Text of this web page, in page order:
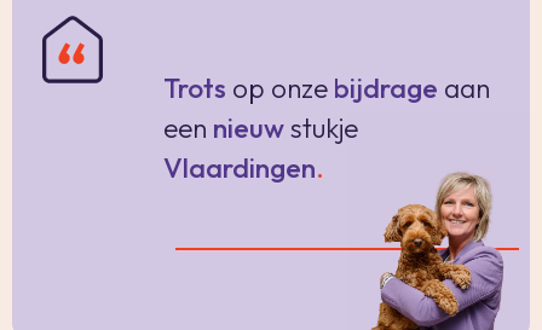
Trots op onze bijdrage aan
een nieuwstukje
Vlaardingen.